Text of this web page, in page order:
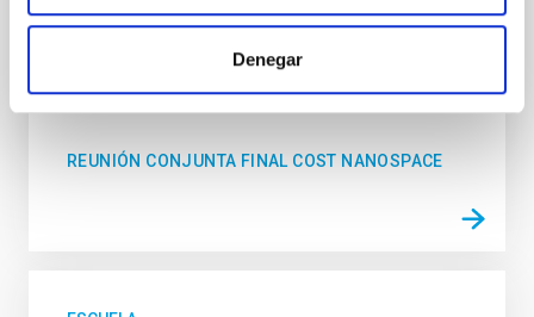
Denegar
España
15/09/2026
REUNIÓN CONJUNTA FINAL COST NANOSPACE